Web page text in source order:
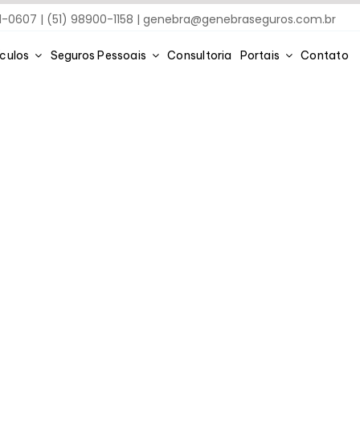
0607 | (51) 98900-1158 |genebra@genebraseguros.com.br
Seguros Pessoais Consultoria Portais Contato